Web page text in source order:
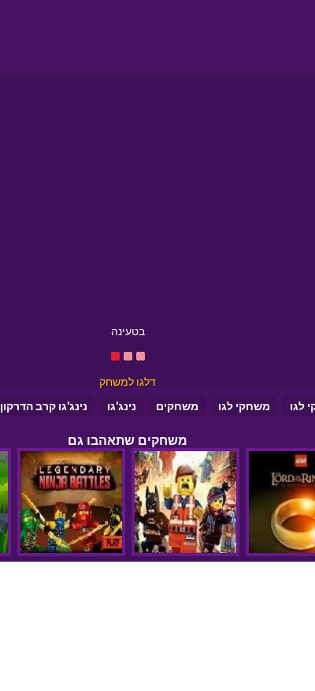
בטעינה
דלגו למשחק
לגו משחקי לגו משחקים נינג'גו נינג'גו קרב הדרקון
משחקים שתאהבו גם